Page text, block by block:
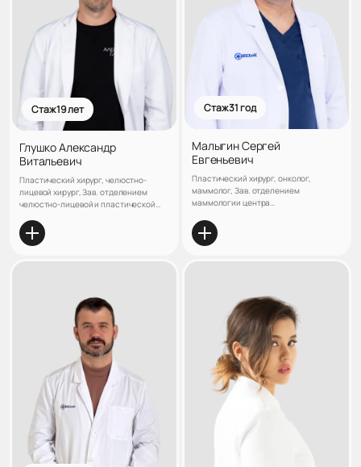
Стаж 19 лет
Глушко Александр
Витальевич
Пластический хирург, челюстно-
лицевой хирург, Зав. отделением
челюстно-лицевой и пластической
пластической хирургии клиники
«ЛАНЦЕТЪ», Кандидат медицинских
Стаж 31 год
Малыгин Сергей
Евгеньевич
Пластический хирург, онколог,
маммолог, Зав. отделением
маммологии центра
хирургии клиники "ЛАНЦЕТЪ",
Кандидат медицинских наук